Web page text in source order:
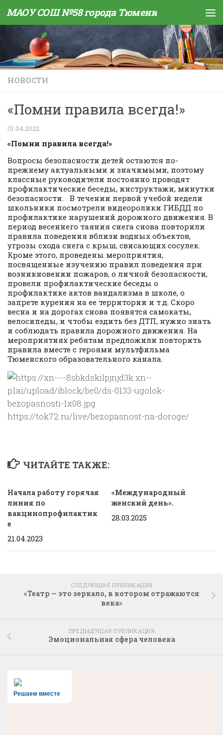
Skip to content
МАОУ СОШ №58 города Тюмени
НОВОСТИ
«Помни правила всегда!»
01.04.2022
«Помни правила всегда!»
Вопросы безопасности детей остаются по-
прежнему актуальными и значимыми, поэтому
классные руководители постоянно проводят
профилактические беседы, инструктажи, минутки
безопасности. В течении первой учебой недели
школьники посмотрели видеоролики ГИБДД по
профилактике нарушений дорожного движения. В
период весеннего таяния снега снова повторили
правила поведения вблизи водных объектов,
угрозы схода снега с крыш, свисающих сосулек.
Кроме этого, проведены мероприятия,
посвященные изучению правил поведения при
возникновении пожаров, о личной безопасности,
провели профилактические беседы о
профилактике актов вандализма в школе, о
запрете курения на ее территории и т.д. Скоро
весна и на дорогах снова появятся самокаты,
велосипеды, и чтобы ездить без ДТП, нужно знать
и соблюдать правила дорожного движения. На
мероприятиях ребятам предложили повторить
правила вместе с героями мультфильма
Тюменского образовательного канала.
https://tok72.ru/live/bezopasnost-na-doroge/
ЧИТАЙТЕ ТАКЖЕ:
Начала работу горячая
линия по
вакцинопрофилактик
е
21.04.2023
«Международный
женский день».
28.03.2025
СЛЕДУЮЩАЯ ПУБЛИКАЦИЯ
«Театр — это зеркало, в котором отражаются
века»
ПРЕДЫДУЩАЯ ПУБЛИКАЦИЯ
Эмоциональная сфера человека
Решаем вместе